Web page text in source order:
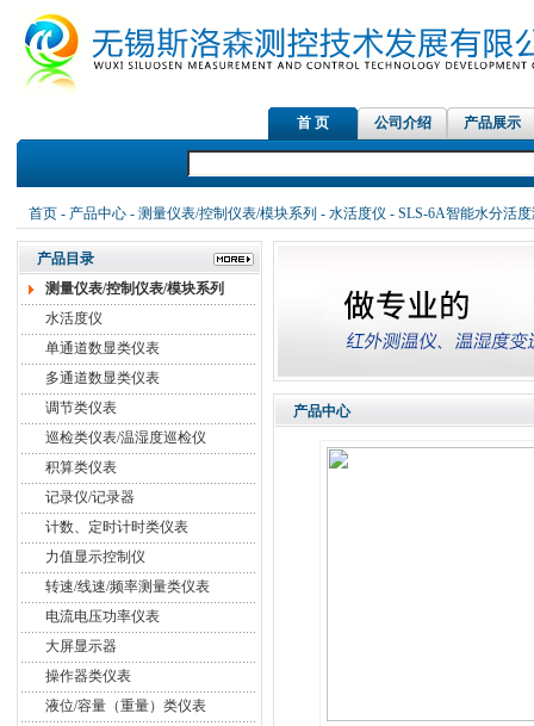
首 页 公司介绍 产品展示
首页- 产品中心- 测量仪表/控制仪表/模块系列 - 水活度仪 - SLS-6A智能水分活
产品目录
测量仪表/控制仪表/模块系列
水活度仪
单通道数显类仪表
多通道数显类仪表
调节类仪表
巡检类仪表/温湿度巡检仪
积算类仪表
记录仪/记录器
计数、定时计时类仪表
力值显示控制仪
转速/线速/频率测量类仪表
电流电压功率仪表
大屏显示器
操作器类仪表
液位/容量（重量）类仪表
产品中心